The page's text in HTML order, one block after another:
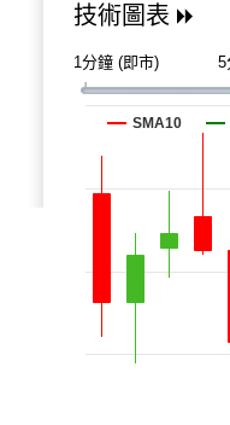
技術圖表
1分鐘 (即市) 5